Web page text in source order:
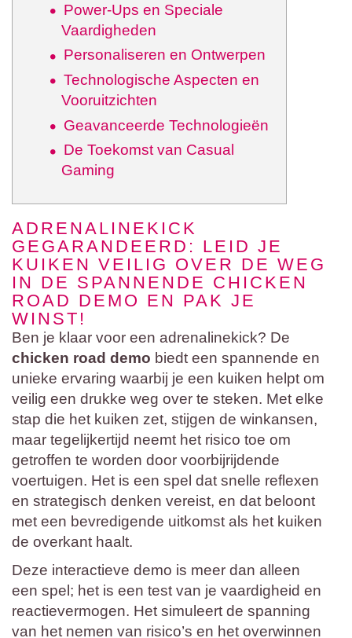
Power-Ups en Speciale
Vaardigheden
Personaliseren en Ontwerpen
Technologische Aspecten en
Vooruitzichten
Geavanceerde Technologieën
De Toekomst van Casual
Gaming
ADRENALINEKICK
GEGARANDEERD: LEID JE
KUIKEN VEILIG OVER DE WEG
IN DE SPANNENDE CHICKEN
ROAD DEMO EN PAK JE
WINST!
Ben je klaar voor een adrenalinekick? De
chicken road demo biedt een spannende en
unieke ervaring waarbij je een kuiken helpt om
veilig een drukke weg over te steken. Met elke
stap die het kuiken zet, stijgen de winkansen,
maar tegelijkertijd neemt het risico toe om
getroffen te worden door voorbijrijdende
voertuigen. Het is een spel dat snelle reflexen
en strategisch denken vereist, en dat beloont
met een bevredigende uitkomst als het kuiken
de overkant haalt.
Deze interactieve demo is meer dan alleen
een spel; het is een test van je vaardigheid en
reactievermogen. Het simuleert de spanning
van het nemen van risico’s en het overwinnen